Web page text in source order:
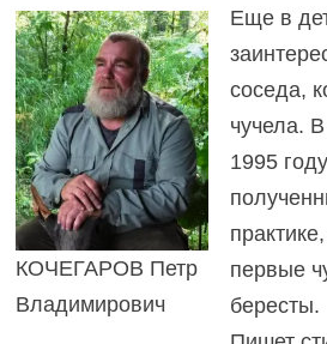
КОЧЕГАРОВ Петр
Владимирович
Еще в
соседа,
чучела.
1995
первые
бересты.